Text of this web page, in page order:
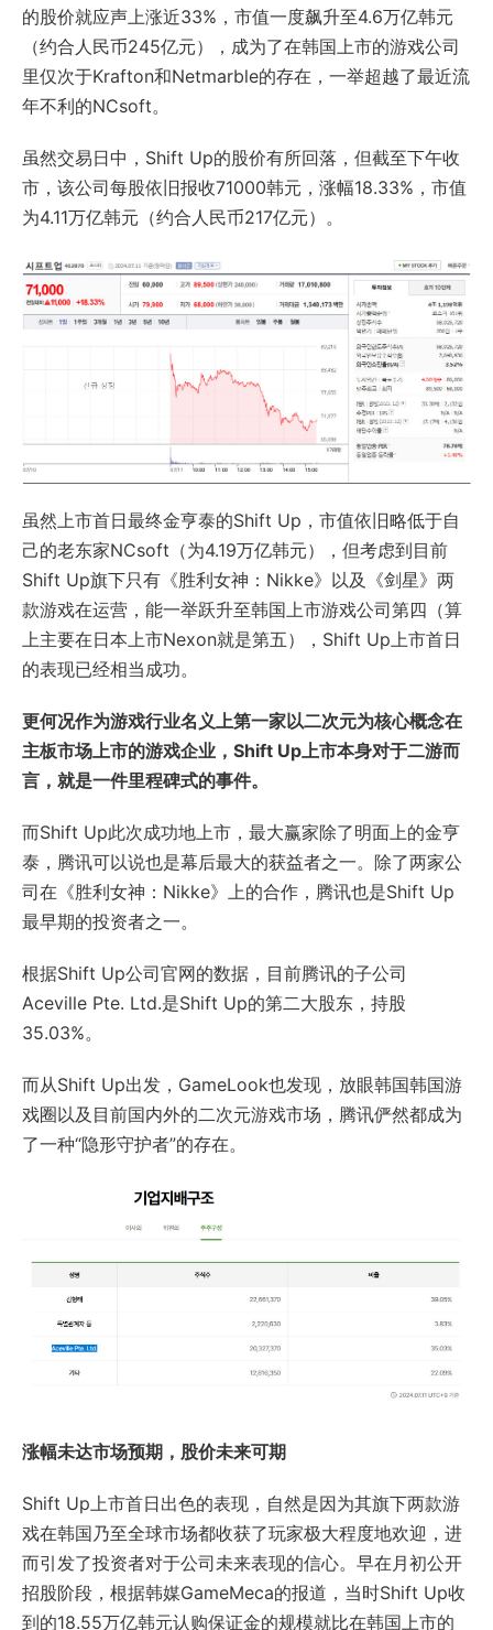
的股价就应声上涨近33%，市值一度飙升至4.6万亿韩元
（约合人民币245亿元），成为了在韩国上市的游戏公司
里仅次于Krafton和Netmarble的存在，一举超越了最近流
年不利的NCsoft。
虽然交易日中，Shift Up的股价有所回落，但截至下午收
市，该公司每股依旧报收71000韩元，涨幅18.33%，市值
为4.11万亿韩元（约合人民币217亿元）。
虽然上市首日最终金亨泰的Shift Up，市值依旧略低于自
己的老东家NCsoft（为4.19万亿韩元），但考虑到目前
Shift Up旗下只有《胜利女神：Nikke》以及《剑星》两
款游戏在运营，能一举跃升至韩国上市游戏公司第四（算
上主要在日本上市Nexon就是第五），Shift Up上市首日
的表现已经相当成功。
更何况作为游戏行业名义上第一家以二次元为核心概念在
主板市场上市的游戏企业，Shift Up上市本身对于二游而
言，就是一件里程碑式的事件。
而Shift Up此次成功地上市，最大赢家除了明面上的金亨
泰，腾讯可以说也是幕后最大的获益者之一。除了两家公
司在《胜利女神：Nikke》上的合作，腾讯也是Shift Up
最早期的投资者之一。
根据Shift Up公司官网的数据，目前腾讯的子公司
Aceville Pte. Ltd.是Shift Up的第二大股东，持股
35.03%。
而从Shift Up出发，GameLook也发现，放眼韩国韩国游
戏圈以及目前国内外的二次元游戏市场，腾讯俨然都成为
了一种“隐形守护者”的存在。
涨幅未达市场预期，股价未来可期
Shift Up上市首日出色的表现，自然是因为其旗下两款游
戏在韩国乃至全球市场都收获了玩家极大程度地欢迎，进
而引发了投资者对于公司未来表现的信心。早在月初公开
招股阶段，根据韩媒GameMeca的报道，当时Shift Up收
到的18.55万亿韩元认购保证金的规模就比在韩国上市的